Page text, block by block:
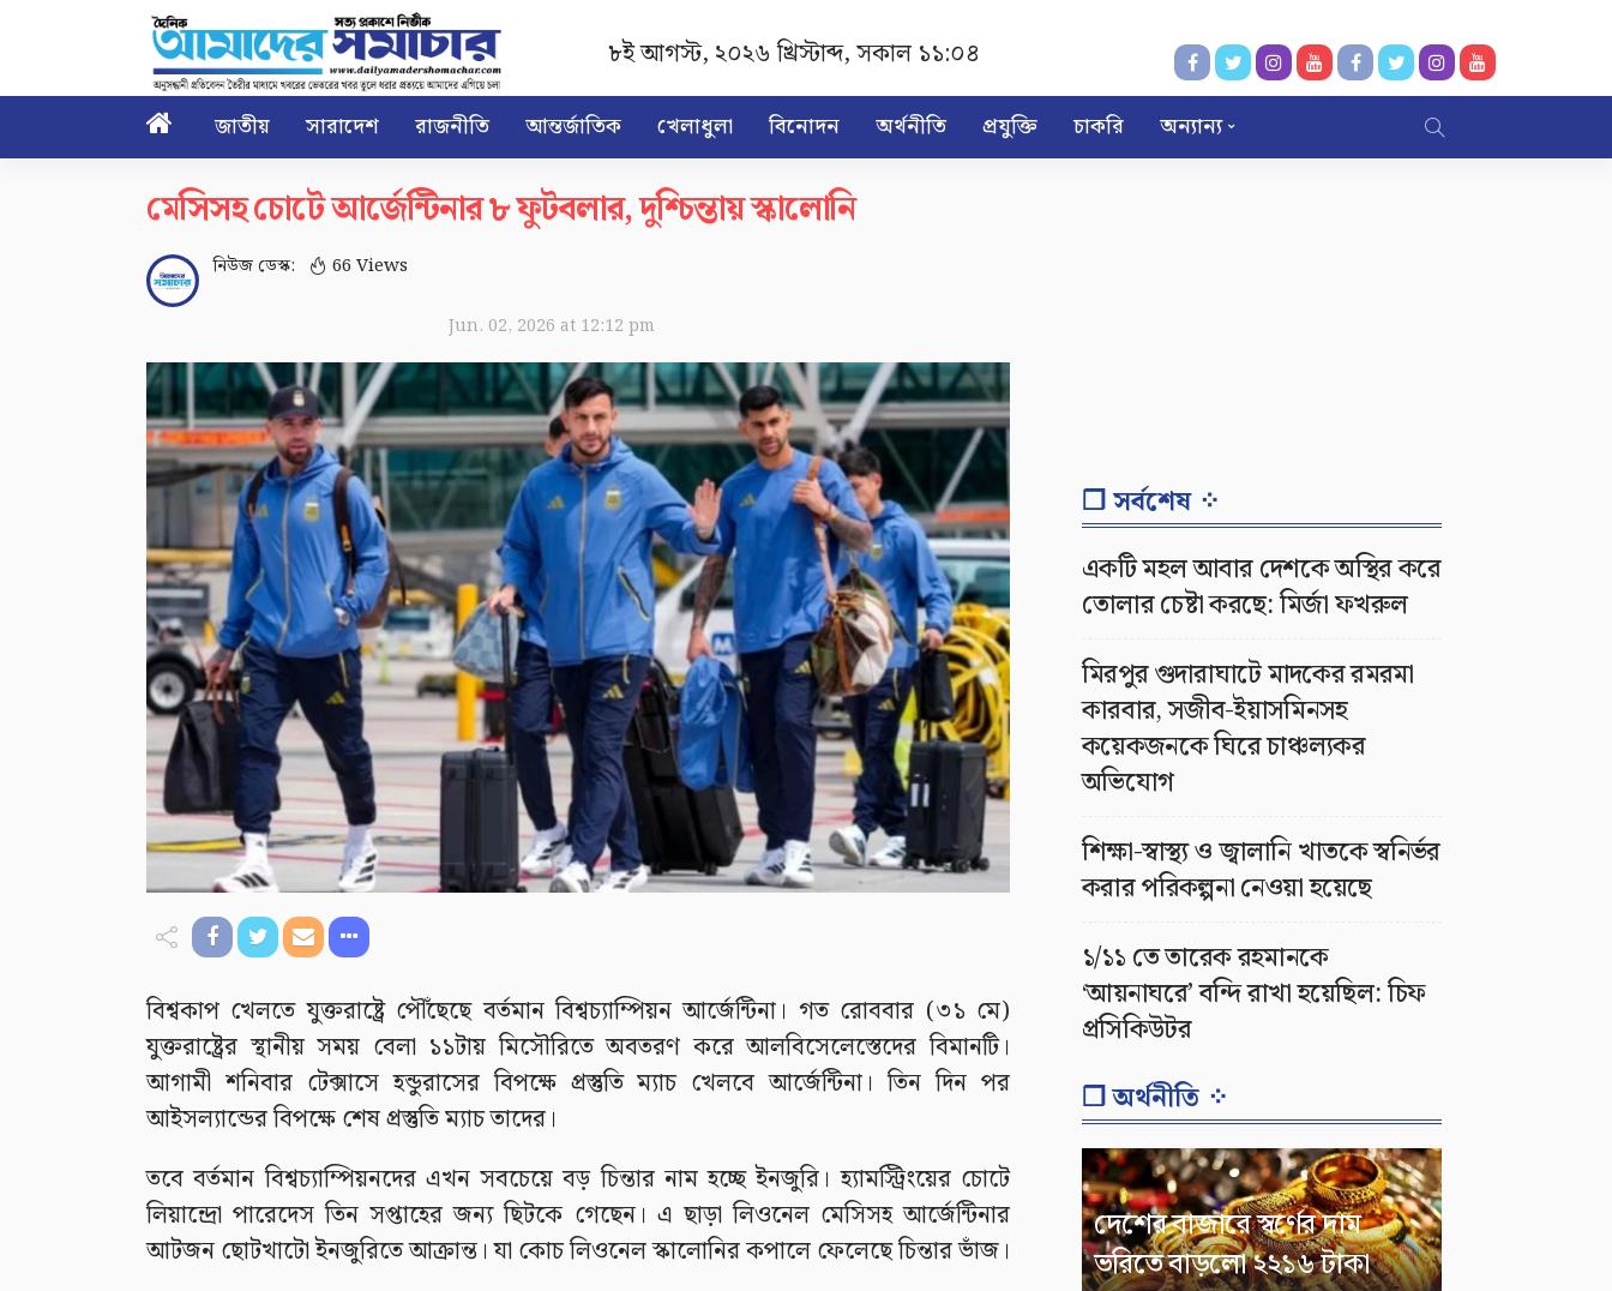
৮ই আগস্ট, ২০২৬ খ্রিস্টাব্দ,সকাল ১১:০৪
 জাতীয় সারাদেশ রাজনীতি আন্তর্জাতিক খেলাধুলা বিনোদন অর্থনীতি প্রযুক্তি চাকরি অন্যান্য
মেসিসহ চোটে আর্জেন্টিনার ৮ ফুটবলার, দুশ্চিন্তায় স্কালোনি
নিউজ ডেস্ক: 66 Views
Jun. 02, 2026 at 12:12 pm
বিশ্বকাপ খেলতে যুক্তরাষ্ট্রে পৌঁছেছে বর্তমান বিশ্বচ্যাম্পিয়ন আর্জেন্টিনা। গত রোববার (৩১ মে)
যুক্তরাষ্ট্রের স্থানীয় সময় বেলা ১১টায় মিসৌরিতে অবতরণ করে আলবিসেলেস্তেদের বিমানটি।
আগামী শনিবার টেক্সাসে হন্ডুরাসের বিপক্ষে প্রস্তুতি ম্যাচ খেলবে আর্জেন্টিনা। তিন দিন পর
আইসল্যান্ডের বিপক্ষে শেষ প্রস্তুতি ম্যাচ তাদের।
তবে বর্তমান বিশ্বচ্যাম্পিয়নদের এখন সবচেয়ে বড় চিন্তার নাম হচ্ছে ইনজুরি। হ্যামস্ট্রিংয়ের চোটে
লিয়ান্দ্রো পারেদেস তিন সপ্তাহের জন্য ছিটকে গেছেন। এ ছাড়া লিওনেল মেসিসহ আর্জেন্টিনার
আটজন ছোটখাটো ইনজুরিতে আক্রান্ত। যা কোচ লিওনেল স্কালোনির কপালে ফেলেছে চিন্তার ভাঁজ।
❐ সর্বশেষ ⁘
একটি মহল আবার দেশকে অস্থির করে
তোলার চেষ্টা করছে: মির্জা ফখরুল
মিরপুর গুদারাঘাটে মাদকের রমরমা
কারবার, সজীব-ইয়াসমিনসহ
কয়েকজনকে ঘিরে চাঞ্চল্যকর
অভিযোগ
শিক্ষা-স্বাস্থ্য ও জ্বালানি খাতকে স্বনির্ভর
করার পরিকল্পনা নেওয়া হয়েছে
১/১১ তে তারেক রহমানকে
‘আয়নাঘরে’ বন্দি রাখা হয়েছিল: চিফ
প্রসিকিউটর
❐ অর্থনীতি ⁘
দেশের বাজারে স্বর্ণের দাম
ভরিতে বাড়লো ২২১৬ টাকা